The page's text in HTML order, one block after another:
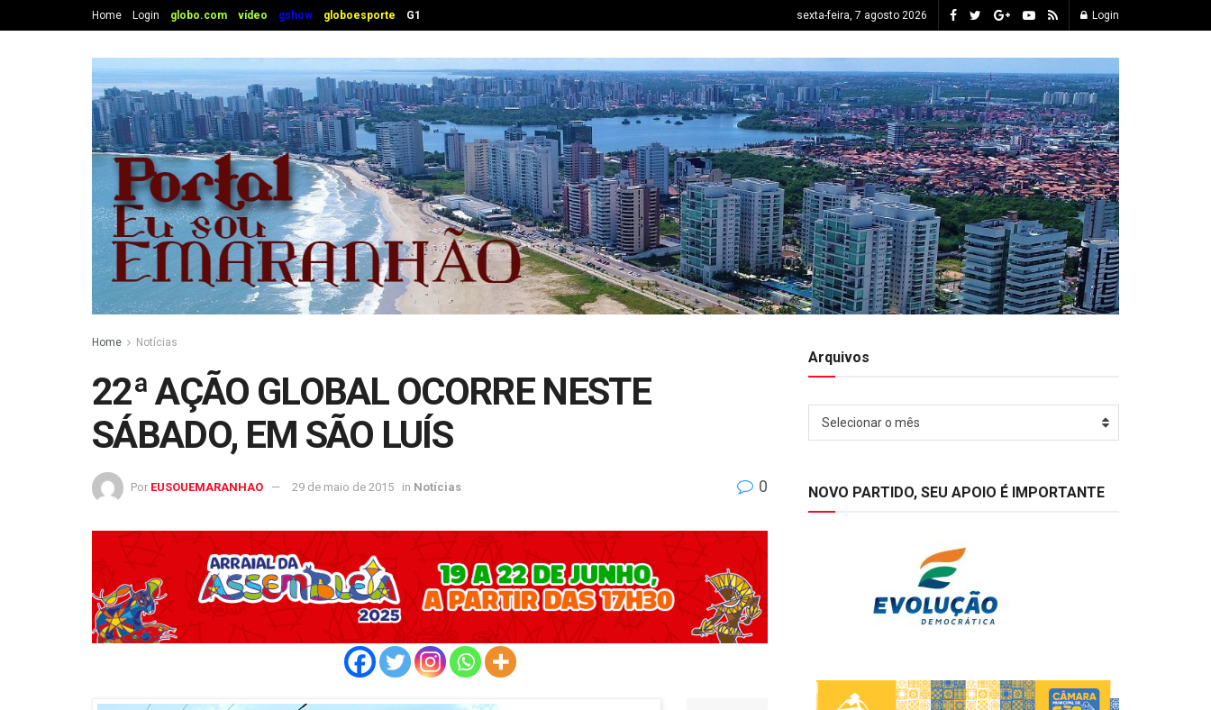
Home Login globo.com vídeo gshow globoesporte G1 sexta-feira, 7 agosto 2026 Login
Home Notícias
22ª AÇÃO GLOBAL OCORRE NESTE
SÁBADO, EM SÃO LUÍS
Por EUSOUEMARANHAO 29 de maio de 2015 in Notícias 0
Arquivos
Selecionar o mês
NOVO PARTIDO, SEU APOIO É IMPORTANTE